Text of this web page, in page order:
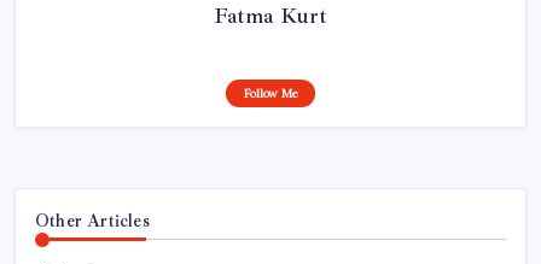
Fatma Kurt
Follow Me
Other Articles